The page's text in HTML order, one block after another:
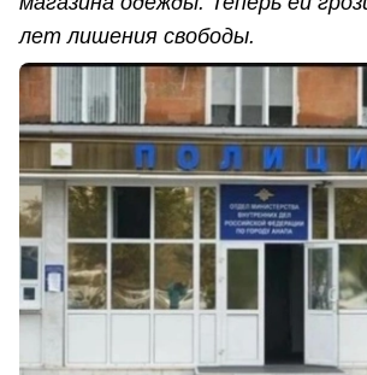
лет лишения свободы.